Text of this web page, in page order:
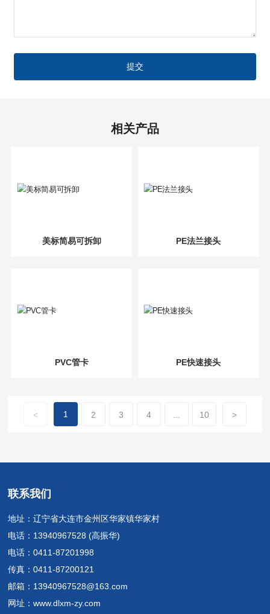
提交
相关产品
美标简易可拆卸 PE法兰接头
PVC管卡 PE快速接头
< 1 2 3 4 ... 10 >
联系我们
地址：辽宁省大连市金州区华家镇华家村
电话： 13940967528 (高振华)
电话：0411-87201998
传真：0411-87200121
邮箱： 13940967528@163.com
网址：www.dlxm-zy.com